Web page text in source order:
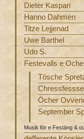
Dieter Kaspari
Hanno Dahmen
Titze Lejjenad
Uwe Barthel
Udo S.
Festevalls e Oche
Tösche
Öcher
September
Musik för e Festäng &